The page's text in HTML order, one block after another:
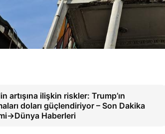
artışına ilişkin riskler: Trump’ın
doları güçlendiriyor – Son Dakika
>Dünya Haberleri